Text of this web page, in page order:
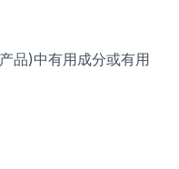
品)中有用成分或有用